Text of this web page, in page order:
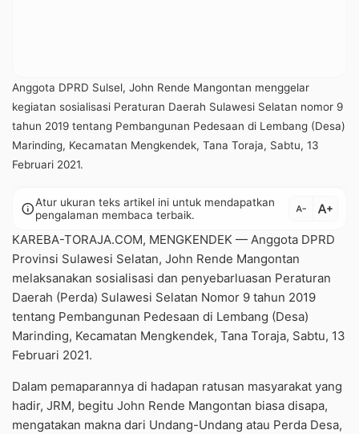
Anggota DPRD Sulsel, John Rende Mangontan menggelar
kegiatan sosialisasi Peraturan Daerah Sulawesi Selatan nomor 9
tahun 2019 tentang Pembangunan Pedesaan di Lembang (Desa)
Marinding, Kecamatan Mengkendek, Tana Toraja, Sabtu, 13
Februari 2021.
infoAtur ukuran teks artikel ini untuk mendapatkan
pengalaman membaca terbaik.
text_decrease text_increase
KAREBA-TORAJA.COM, MENGKENDEK — Anggota DPRD
Provinsi Sulawesi Selatan, John Rende Mangontan
melaksanakan sosialisasi dan penyebarluasan Peraturan
Daerah (Perda) Sulawesi Selatan Nomor 9 tahun 2019
tentang Pembangunan Pedesaan di Lembang (Desa)
Marinding, Kecamatan Mengkendek, Tana Toraja, Sabtu, 13
Februari 2021.
Dalam pemaparannya di hadapan ratusan masyarakat yang
hadir, JRM, begitu John Rende Mangontan biasa disapa,
mengatakan makna dari Undang-Undang atau Perda Desa,